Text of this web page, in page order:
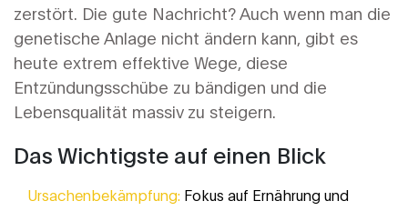
zerstört. Die gute Nachricht? Auch wenn man die
genetische Anlage nicht ändern kann, gibt es
heute extrem effektive Wege, diese
Entzündungsschübe zu bändigen und die
Lebensqualität massiv zu steigern.
Das Wichtigste auf einen Blick
Ursachenbekämpfung: Fokus auf Ernährung und